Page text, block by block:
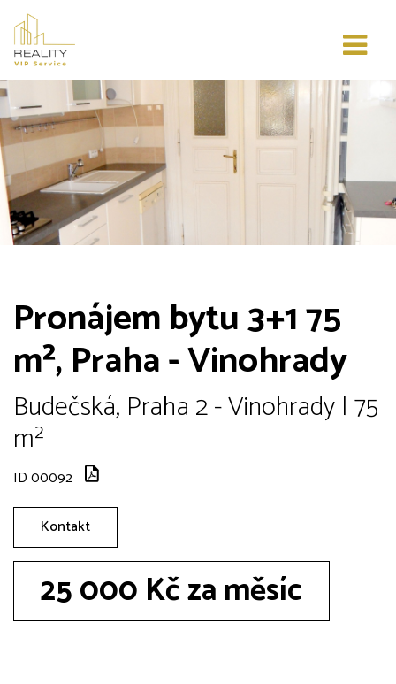
Pronájem bytu 3+1 75
m², Praha - Vinohrady
Budečská, Praha 2 - Vinohrady | 75
m²
ID 00092
Kontakt
25 000 Kč za měsíc